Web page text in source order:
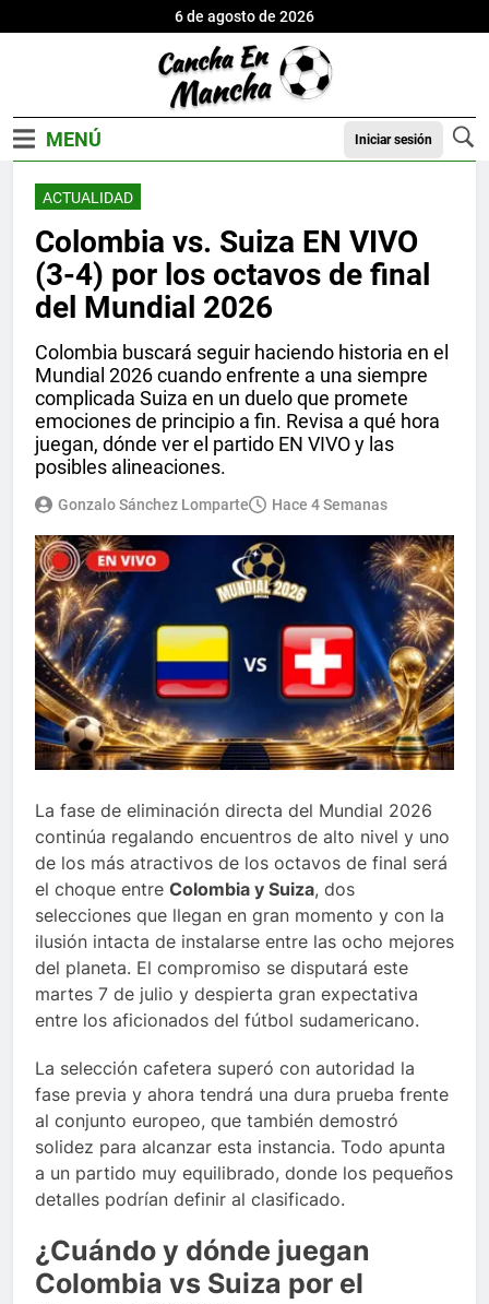
6 de agosto de 2026
Iniciar sesión
ACTUALIDAD
Colombia vs. Suiza EN VIVO
(3-4) por los octavos de final
del Mundial 2026
Colombia buscará seguir haciendo historia en el
Mundial 2026 cuando enfrente a una siempre
complicada Suiza en un duelo que promete
emociones de principio a fin. Revisa a qué hora
juegan, dónde ver el partido EN VIVO y las
posibles alineaciones.
Gonzalo Sánchez Lomparte Hace 4 Semanas
La fase de eliminación directa del Mundial 2026
continúa regalando encuentros de alto nivel y uno
de los más atractivos de los octavos de final será
el choque entre Colombia y Suiza, dos
selecciones que llegan en gran momento y con la
ilusión intacta de instalarse entre las ocho mejores
del planeta. El compromiso se disputará este
martes 7 de julio y despierta gran expectativa
entre los aficionados del fútbol sudamericano.
La selección cafetera superó con autoridad la
fase previa y ahora tendrá una dura prueba frente
al conjunto europeo, que también demostró
solidez para alcanzar esta instancia. Todo apunta
a un partido muy equilibrado, donde los pequeños
detalles podrían definir al clasificado.
¿Cuándo y dónde juegan
Colombia vs Suiza por el